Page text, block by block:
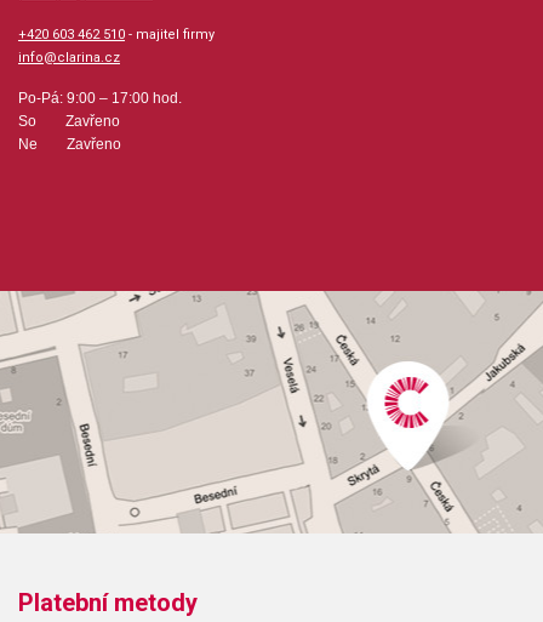
Obsazení: solo
Odběr minimálně 1 kus
Výrobce: Hal Leonard MGB Distribution
PolkaRoses from the SouthTales from the Vienna
WoodsEmperor WaltzViennese BloodWine, Woman and
SongRadetzky March
+420 603 462 510 - majitel firmy
info@clarina.cz
Po-Pá: 9:00 – 17:00 hod.
So Zavřeno
Ne Zavřeno
Platební metody